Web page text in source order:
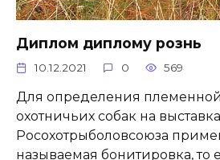
Диплом диплому рознь
10.12.2021 0 569
Для определения
охотничьих собак на
Росохотрыболовсоюза
называемая бонитировка, то